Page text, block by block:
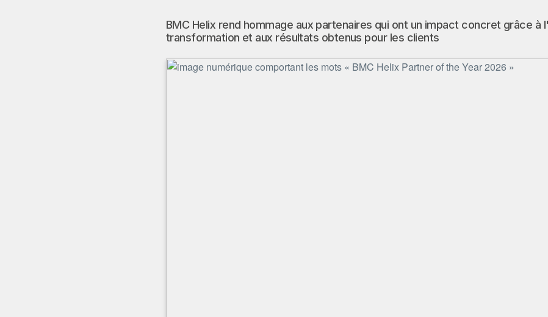
BMC Helix rend hommage aux partenaires qui ont un impact concret grâce à
transformation et aux résultats obtenus pour les clients